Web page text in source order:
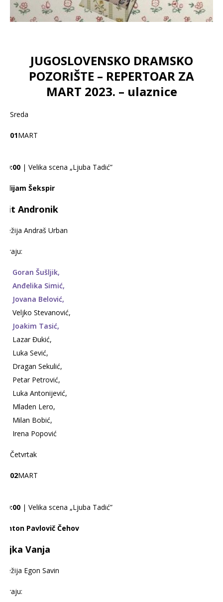
JUGOSLOVENSKO DRAMSKO
POZORIŠTE – REPERTOAR ZA
MART 2023. – ulaznice
Sreda
01MART
20:00 | Velika scena „Ljuba Tadić”
Vilijam Šekspir
Tit Andronik
Režija Andraš Urban
Igraju:
Goran Šušljik,
Anđelika Simić,
Jovana Belović,
Veljko Stevanović,
Joakim Tasić,
Lazar Đukić,
Luka Sević,
Dragan Sekulić,
Petar Petrović,
Luka Antonijević,
Mladen Lero,
Milan Bobić,
Irena Popović
Četvrtak
02MART
20:00 | Velika scena „Ljuba Tadić”
Anton Pavlovič Čehov
Ujka Vanja
Režija Egon Savin
Igraju: